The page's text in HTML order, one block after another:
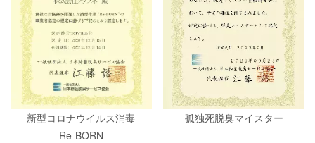
新型コロナウイルス消毒
Re-BORN
孤独死脱臭マイスター